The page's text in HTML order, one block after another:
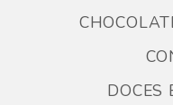
DOCES